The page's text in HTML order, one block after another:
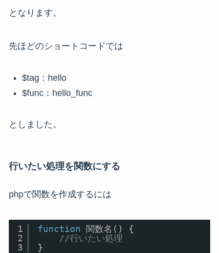
となります。
先ほどのショートコードでは
$tag：hello
$func：hello_func
としました。
行いたい処理を関数にする
phpで関数を作成するには
1
2
3
function 関数名() {
//行いたい処理
}